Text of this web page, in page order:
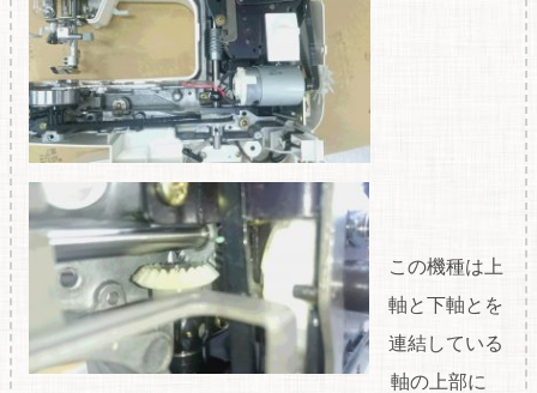
この機種は上
軸と下軸とを
連結している
軸の上部に